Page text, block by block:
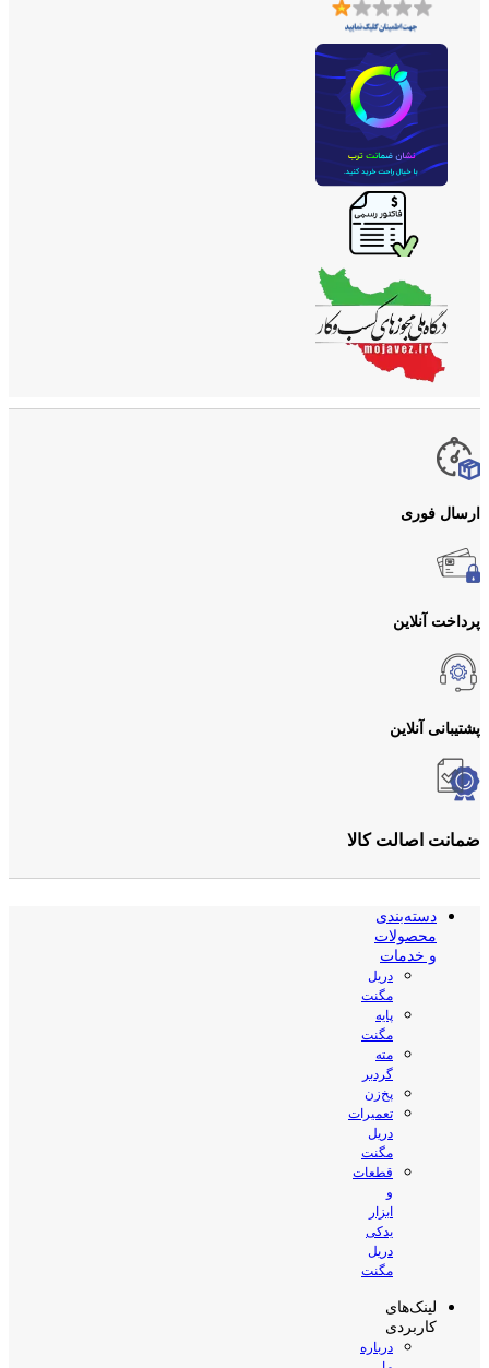
ارسال فوری
پرداخت آنلاین
پشتیبانی آنلاین
ضمانت اصالت کالا
دسته‌بندی
محصولات
و خدمات
دریل
مگنت
پایه
مگنت
مته
گردبر
پخ‌زن
تعمیرات
دریل
مگنت
قطعات
و
ابزار
یدکی
دریل
مگنت
لینک‌های
کاربردی
درباره